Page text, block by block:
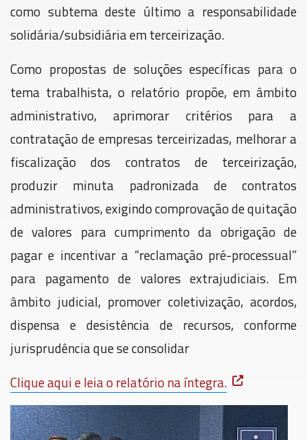
como subtema deste último a responsabilidade
solidária/subsidiária em terceirização.
Como propostas de soluções específicas para o
tema trabalhista, o relatório propõe, em âmbito
administrativo, aprimorar critérios para a
contratação de empresas terceirizadas, melhorar a
fiscalização dos contratos de terceirização,
produzir minuta padronizada de contratos
administrativos, exigindo comprovação de quitação
de valores para cumprimento da obrigação de
pagar e incentivar a “reclamação pré-processual”
para pagamento de valores extrajudiciais. Em
âmbito judicial, promover coletivização, acordos,
dispensa e desistência de recursos, conforme
jurisprudência que se consolidar
Clique aqui e leia o relatório na íntegra.